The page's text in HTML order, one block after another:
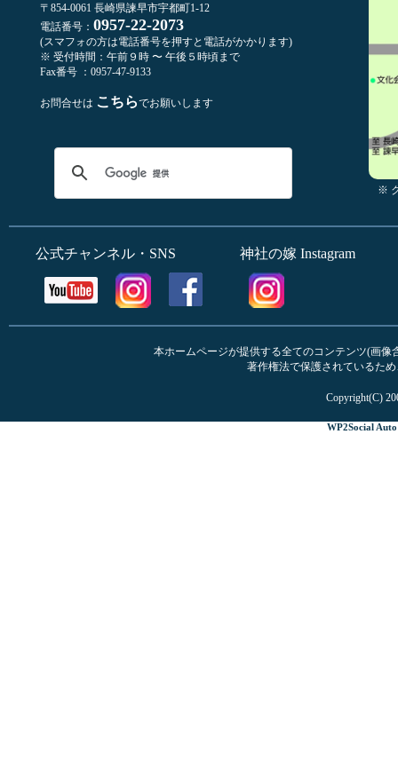
〒854-0061 長崎県諫早市宇都町1-12
電話番号： 0957-22-2073
(スマフォの方は電話番号を押すと電話がかかります)
※ 受付時間：午前９時 〜 午後５時頃まで
Fax番号 ：0957-47-9133
お問合せは こちらでお願いします
※
公式チャンネル・SNS 神社の嫁 Instagram
本ホームページが提供する全てのコンテンツ(画
著作権法で保護されているた
Copyright(C)
WP2Social